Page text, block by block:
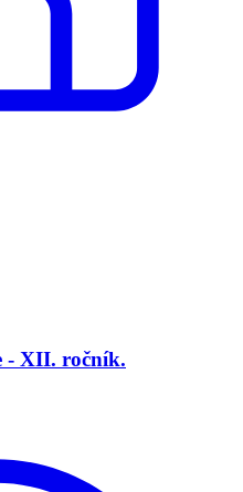
- XII. ročník.